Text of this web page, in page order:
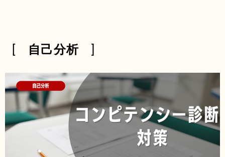
自己分析